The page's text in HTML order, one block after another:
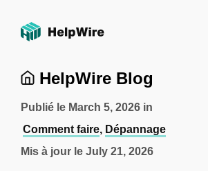
HelpWire Blog
Mis à jour le July 21, 2026
Publié le March 5, 2026 in
Comment faire, Dépannage